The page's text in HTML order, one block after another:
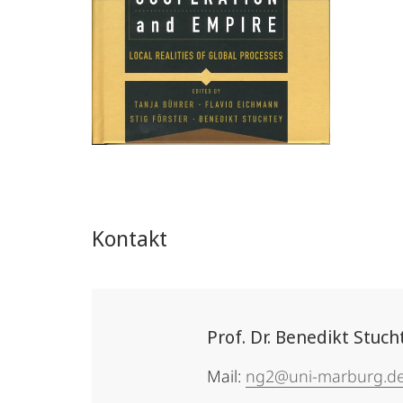
Kontakt
Prof. Dr. Benedikt
Mail: ng2@uni-